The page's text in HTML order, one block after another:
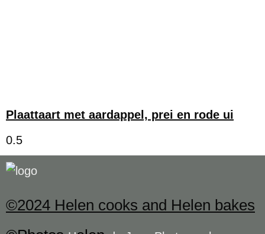
Plaattaart met aardappel, prei en rode ui
©2024 Helen cooks and Helen bakes